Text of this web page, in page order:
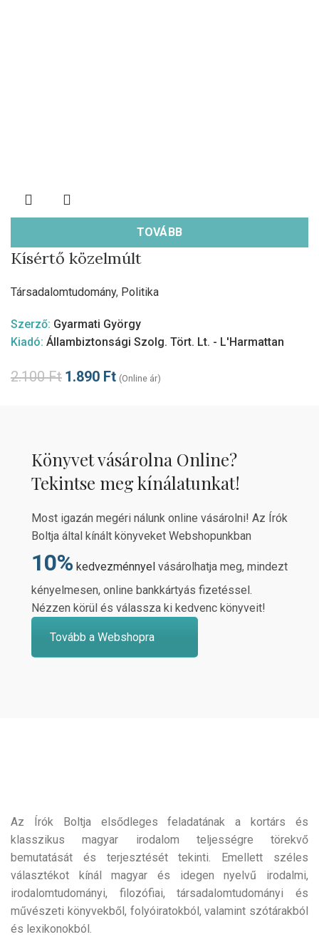
TOVÁBB
Kísértő közelmúlt
Társadalomtudomány, Politika
Szerző: Gyarmati György
Kiadó: Állambiztonsági Szolg. Tört. Lt. - L'Harmattan
2.100Ft 1.890 Ft (Online ár)
Könyvet vásárolna Online?
Tekintse meg kínálatunkat!
Most igazán megéri nálunk online vásárolni! Az Írók
Boltja által kínált könyveket Webshopunkban
10% kedvezménnyel vásárolhatja meg, mindezt
kényelmesen, online bankkártyás fizetéssel.
Nézzen körül és válassza ki kedvenc könyveit!
Tovább a Webshopra
Az Írók Boltja elsődleges feladatának a kortárs és
klasszikus magyar irodalom teljességre törekvő
bemutatását és terjesztését tekinti. Emellett széles
választékot kínál magyar és idegen nyelvű irodalmi,
irodalomtudományi, filozófiai, társadalomtudományi és
művészeti könyvekből, folyóiratokból, valamint szótárakból
és lexikonokból.